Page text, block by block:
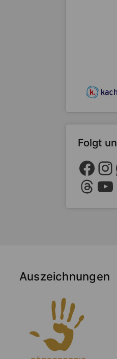
Folgt
Auszeichnungen